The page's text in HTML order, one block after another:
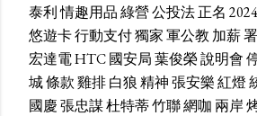
泰利情趣用品綠營公投法正名 2024
悠遊卡行動支付獨家軍公教 加薪
宏達電HTC國安局葉俊榮說明會
城條款雞排白狼精神張安樂紅燈
國慶張忠謀杜特蒂竹聯網咖 兩岸